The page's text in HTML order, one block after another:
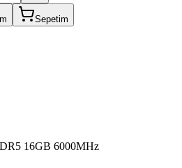
Sepetim
16GB 6000MHz